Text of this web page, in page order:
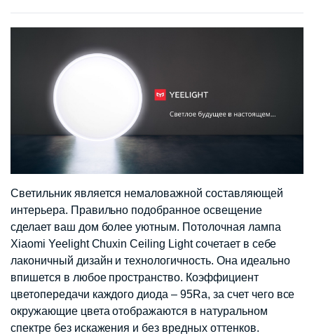
Светильник является немаловажной составляющей
интерьера. Правильно подобранное освещение
сделает ваш дом более уютным. Потолочная лампа
Xiaomi Yeelight Chuxin Ceiling Light сочетает в себе
лаконичный дизайн и технологичность. Она идеально
впишется в любое пространство. Коэффициент
цветопередачи каждого диода – 95Ra, за счет чего все
окружающие цвета отображаются в натуральном
спектре без искажения и без вредных оттенков.